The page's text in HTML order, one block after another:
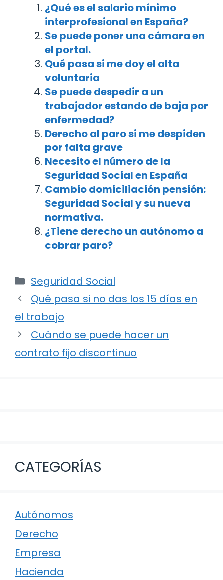
¿Qué es el salario mínimo
interprofesional en España?
Se puede poner una cámara en
el portal.
Qué pasa si me doy el alta
voluntaria
Se puede despedir a un
trabajador estando de baja por
enfermedad?
Derecho al paro si me despiden
por falta grave
Necesito el número de la
Seguridad Social en España
Cambio domiciliación pensión:
Seguridad Social y su nueva
normativa.
¿Tiene derecho un autónomo a
cobrar paro?
Categorías
Seguridad Social
Navegación
de
entradas
Qué pasa si no das los 15 días en
el trabajo
Cuándo se puede hacer un
contrato fijo discontinuo
CATEGORÍAS
Autónomos
Derecho
Empresa
Hacienda